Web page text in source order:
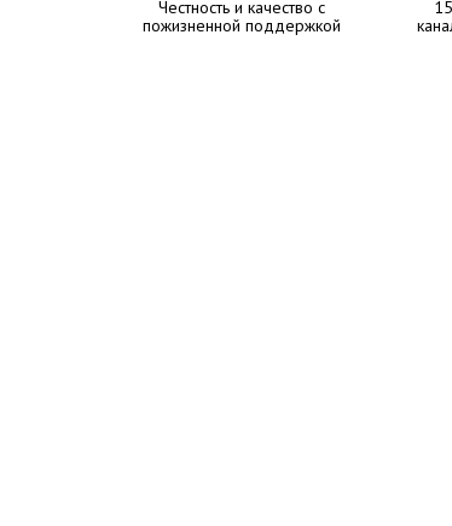
Честность и качество с
пожизненной поддержкой